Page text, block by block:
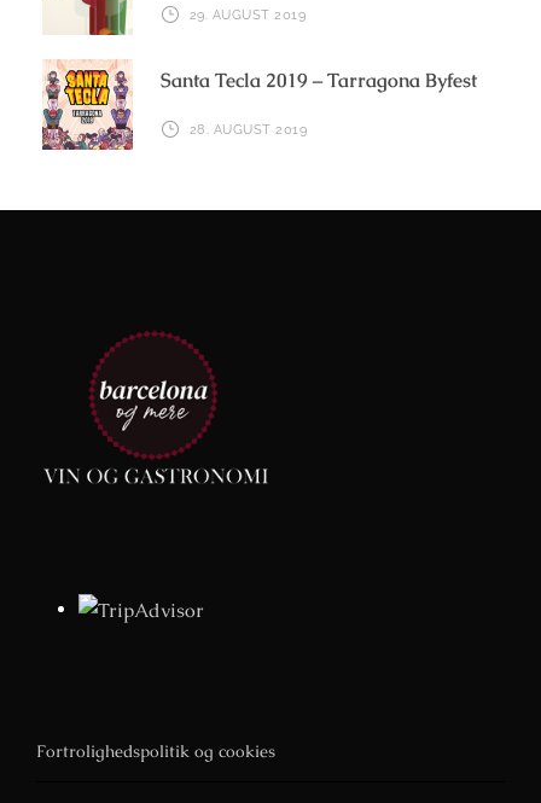
29. AUGUST 2019
Santa Tecla 2019 – Tarragona Byfest
28. AUGUST 2019
Fortrolighedspolitik og cookies